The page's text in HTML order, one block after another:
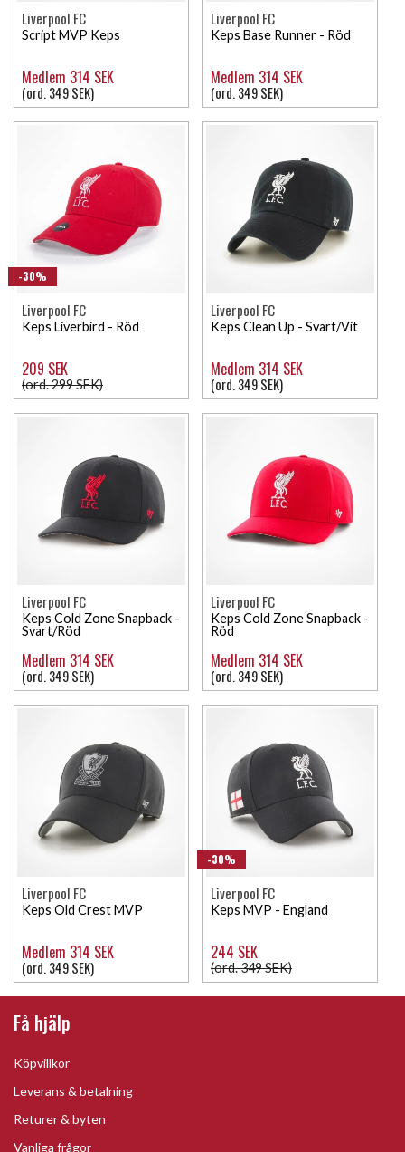
Liverpool FC
Script MVP Keps
Medlem 314 SEK
(ord. 349 SEK)
Liverpool FC
Keps Base Runner - Röd
Medlem 314 SEK
(ord. 349 SEK)
-30%
Liverpool FC
Keps Liverbird - Röd
209 SEK
(ord. 299 SEK)
Liverpool FC
Keps Clean Up - Svart/Vit
Medlem 314 SEK
(ord. 349 SEK)
Liverpool FC
Keps Cold Zone Snapback -
Svart/Röd
Medlem 314 SEK
(ord. 349 SEK)
Liverpool FC
Keps Cold Zone Snapback -
Röd
Medlem 314 SEK
(ord. 349 SEK)
Liverpool FC
Keps Old Crest MVP
Medlem 314 SEK
(ord. 349 SEK)
-30%
Liverpool FC
Keps MVP - England
244 SEK
(ord. 349 SEK)
Få hjälp
Köpvillkor
Leverans & betalning
Returer & byten
Vanliga frågor